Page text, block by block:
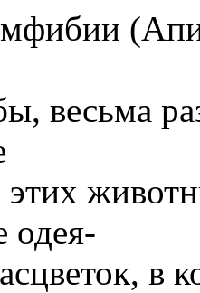
весьма
одея-
в